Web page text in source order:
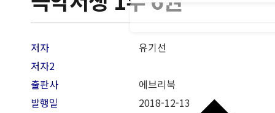
저자
유기선
저자2
출판사
에브리북
발행일
2018-12-13